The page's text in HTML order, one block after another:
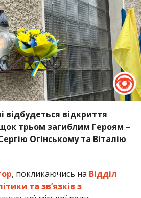
відбудеться відкриття
трьом загиблим Героям –
Огінському та Віталію
, покликаючись на Відділ
та звʼязків з